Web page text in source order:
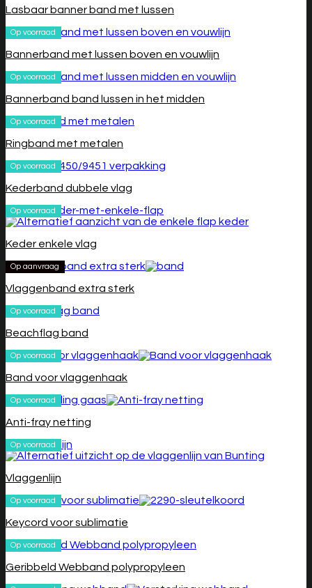
Lasbaar banner band met lussen
Op voorraad
Bannerband met lussen boven en vouwlijn
Op voorraad
Bannerband band lussen in het midden
Op voorraad
Ringband met metalen
Op voorraad
Kederband dubbele vlag
Op voorraad
Keder enkele vlag
Op aanvraag
Vlaggenband extra sterk
Op voorraad
Beachflag band
Op voorraad
Band voor vlaggenhaak
Op voorraad
Anti-fray netting
Op voorraad
Vlaggenlijn
Op voorraad
Keycord voor sublimatie
Op voorraad
Geribbeld Webband polypropyleen